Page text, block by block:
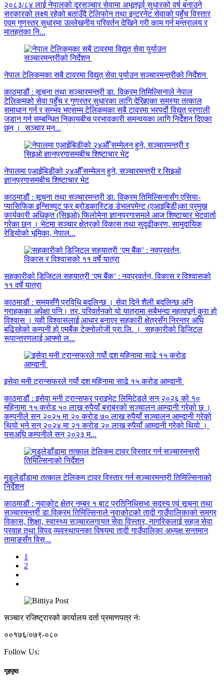
२०८३/८४ लाई नेपालको दूरसञ्चार सेवामा अभूतपूर्व सुधारको वर्ष बनाउने
सरकारको लक्ष्य रहेको बताउँदै टेलिफोन तथा इन्टरनेट सेवाको पहुँच विस्तार
एवम् गुणस्तर सुधारमा उल्लेखनीय परिवर्तन देखिने गरी काम गर्न मन्त्रालय र
मातहतका नि...
नेपाल टेलिकमका सबै टावरमा विद्युत् सेवा पुर्याउन सञ्चारमन्त्रीको निर्देशन
काठमाडौं : सूचना तथा सञ्चारमन्त्री डा. विक्रम तिमिल्सिनाले नेपाल
टेलिकमको सेवा पहुँच र गुणस्तर सुधारका लागि देखिएका समस्या तत्काल
समाधान गर्न र सम्भव भएसम्म टेलिकमका सबै टावरमा भरपर्दो विद्युत् प्रणाली
जडान गर्न सम्बन्धित निकायबीच प्रभावकारी समन्वयका लागि निर्देशन दिएका
छन् । सञ्चार मन...
नेपालमा एआईबिडीको २४औँ सम्मेलन हुने, सञ्चारमन्त्री र सिइओ
ज्ञानप्रगासमबीच शिष्टाचार भेट
काठमाडौं : सूचना तथा सञ्चारमन्त्री डा. विक्रम तिमिल्सिनासँग एसिया-
प्यासिफिक इन्सिच्युट फर ब्रोडकास्टिङ डेभलपमेन्ट (एआइबिडी)का प्रमुख
कार्यकारी अधिकृत (सिइओ) फिलोमेना ज्ञानप्रगासमले आज शिष्टाचार भेटवार्ता
गरेका छन् । भेटमा सञ्चार क्षेत्रको विकास तथा सुदृढीकरण, सामुदायिक
रेडियोको भूमिका, नेपाल...
सहकारीको डिजिटल सहयात्री ‘एम बैंक’ : नवप्रवर्तन, विकास र विश्वासको
११ वर्षे यात्रा
काठमाडौं : समयसँगै प्रविधि बदलिन्छ । सेवा दिने शैली बदलिन्छ अनि
ग्राहकका अपेक्षा पनि। तर, परिवर्तनको यो यात्रामा सबैभन्दा महत्वपूर्ण कुरा हो
विश्वास । यही विश्वासलाई आधार बनाएर सहकारी क्षेत्रसँग निरन्तर अघि
बढिरहेको कम्पनी हो एमबैंक टेक्नोलोजी प्रा.लि. । सहकारीको डिजिटल
रूपान्तरणलाई आफ्नो ल...
इसेवा मनी ट्रान्सफरले गर्यो दश महिनामा साढे १५ करोड आम्दानी
काठमाडौं : इसेवा मनी ट्रान्सफर प्राइभेट लिमिटेडले सन् २०२६ को १०
महिनामा १५ करोड ५० लाख रुपैयाँ बराबरको सञ्चालन आम्दानी गरेको छ ।
कम्पनीले सन् २०२५ मा २० करोड ७० लाख रुपैयाँ सञ्चालन आम्दानी गरेको
थियो भने सन् २०२४ मा २१ करोड २० लाख रुपैयाँ आम्दानी गरेको थियो ।
यसअघि कम्पनीले सन् २०२३ म...
मुडुलेडाँडामा तत्काल टेलिकम टावर विस्तार गर्न सञ्चारमन्त्री तिमिल्सिनाको
निर्देशन
काठमाडौं : नुवाकोट क्षेत्र नम्बर १ बाट प्रतिनिधिसभा सदस्य एवं सूचना तथा
सञ्चारमन्त्री डा.विक्रम तिमिल्सिनाले नुवाकोटको तादी गाउँपालिकाको समग्र
विकास, शिक्षा, स्वास्थ्य सञ्चारलगायत सेवा विस्तार, नागरिकलाई सहज सेवा
प्रवाह तथा विपद् व्यवस्थापनका विषयमा तादी गाउँपालिका अध्यक्ष सन्तमान
तामाङसँग विस्...
1
2
सञ्चार रजिष्ट्रारको कार्यालय दर्ता प्रमाणपत्र नंः
००१७६/०७९-०८०
Follow Us:
गृहपृष्ठ